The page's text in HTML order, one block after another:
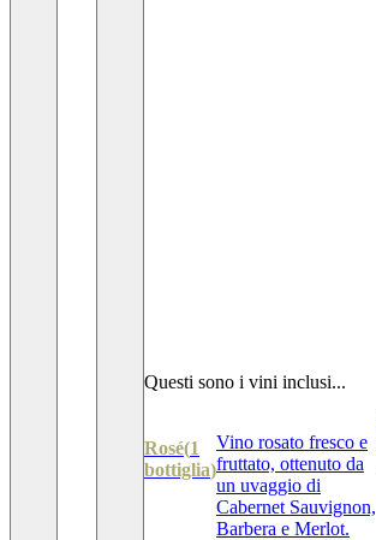
Questi sono i vini inclusi...
Rosé(1
bottiglia)
Vino rosato fresco e
fruttato, ottenuto da
un uvaggio di
Cabernet Sauvignon,
Barbera e Merlot.